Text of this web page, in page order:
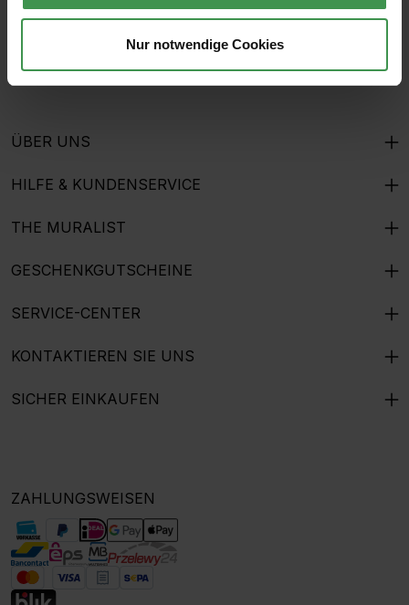
Nur notwendige Cookies
Ich habe dieDatenschutzbestimmungenzur Kenntnis
einverstanden.
ÜBER UNS
HILFE & KUNDENSERVICE
THE MURALIST
GESCHENKGUTSCHEINE
SERVICE-CENTER
KONTAKTIEREN SIE UNS
SICHER EINKAUFEN
ZAHLUNGSWEISEN